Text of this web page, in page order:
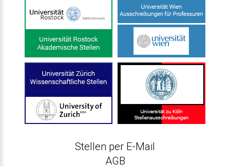
Stellen per E-Mail
AGB